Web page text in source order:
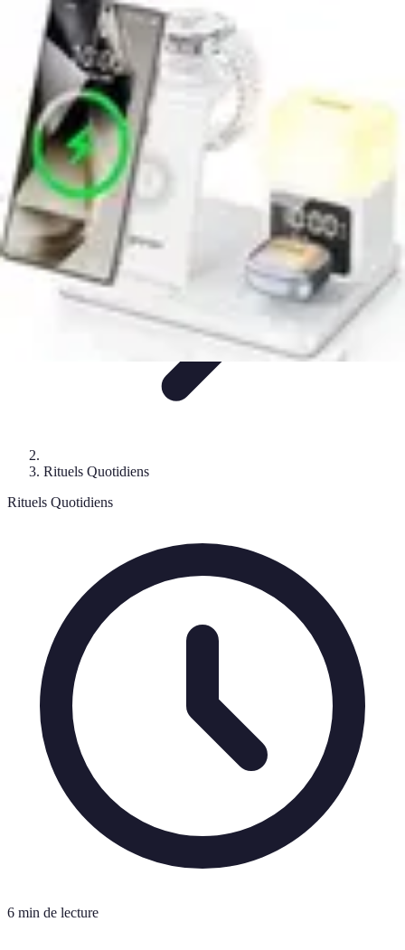
Astuces du Quotidien
Économie domestique
Cuisine et Alimentation
MénageOrganisation Productivité
Astuces du Quotidien
Rituels Quotidiens
Rituels Quotidiens
6 min de lecture